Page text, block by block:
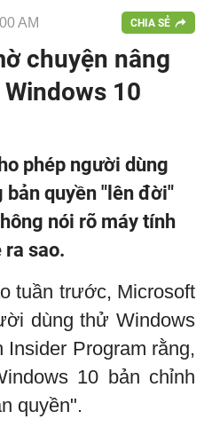
AM CHIA SẺ
chuyện nâng
10
phép người dùng
quyền "lên đời"
nói rõ máy tính
ra sao.
tuần trước, Microsoft
dùng thử Windows
Program rằng,
10 bản chỉnh
quyền".